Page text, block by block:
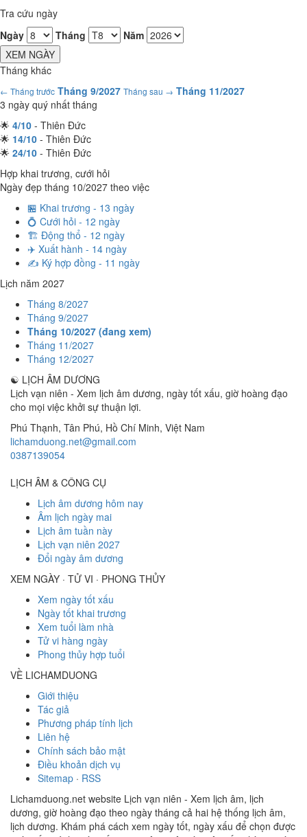
Tra cứu ngày
Ngày
Tháng
Năm
XEM NGÀY
Tháng khác
← Tháng trước Tháng 9/2027 Tháng sau → Tháng 11/2027
3 ngày quý nhất tháng
🌟 4/10 - Thiên Đức
🌟 14/10 - Thiên Đức
🌟 24/10 - Thiên Đức
Hợp khai trương, cưới hỏi
Ngày đẹp tháng 10/2027 theo việc
🏪 Khai trương - 13 ngày
💍 Cưới hỏi - 12 ngày
🏗️ Động thổ - 12 ngày
✈️ Xuất hành - 14 ngày
✍️ Ký hợp đồng - 11 ngày
Lịch năm 2027
Tháng 8/2027
Tháng 9/2027
Tháng 10/2027 (đang xem)
Tháng 11/2027
Tháng 12/2027
☯ LỊCH ÂM DƯƠNG
Lịch vạn niên - Xem lịch âm dương, ngày tốt xấu, giờ hoàng đạo
cho mọi việc khởi sự thuận lợi.
Phú Thạnh, Tân Phú, Hồ Chí Minh, Việt Nam
lichamduong.net@gmail.com
0387139054
LỊCH ÂM & CÔNG CỤ
Lịch âm dương hôm nay
Âm lịch ngày mai
Lịch âm tuần này
Lịch vạn niên 2027
Đổi ngày âm dương
XEM NGÀY · TỬ VI · PHONG THỦY
Xem ngày tốt xấu
Ngày tốt khai trương
Xem tuổi làm nhà
Tử vi hàng ngày
Phong thủy hợp tuổi
VỀ LICHAMDUONG
Giới thiệu
Tác giả
Phương pháp tính lịch
Liên hệ
Chính sách bảo mật
Điều khoản dịch vụ
Sitemap · RSS
Lichamduong.net website Lịch vạn niên - Xem lịch âm, lịch
dương, giờ hoàng đạo theo ngày tháng cả hai hệ thống lịch âm,
lịch dương. Khám phá cách xem ngày tốt, ngày xấu để chọn được